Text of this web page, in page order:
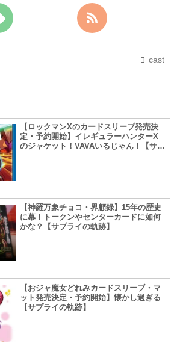
cast
【ロックマンXのカードスリーブ発売決
定・予約開始】イレギュラーハンターX
のジャケット！VAVAいるじゃん！【サプ
【神羅万象チョコ・界顧録】15年の歴史
に幕！トークンやセンターカードに如何
かな？【サプライの軌跡】
【おジャ魔女どれみカードスリーブ・マ
ット発売決定・予約開始】懐かし過ぎる
【サプライの軌跡】